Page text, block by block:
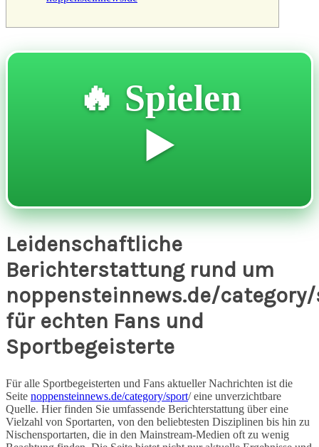
🔥 Spielen
▶️
Leidenschaftliche
Berichterstattung rund um
noppensteinnews.de/
für echten Fans und
Sportbegeisterte
Für alle Sportbegeisterten und Fans aktueller Nachrichten ist die
Seite noppensteinnews.de/category/sport/ eine unverzichtbare
Quelle. Hier finden Sie umfassende Berichterstattung über eine
Vielzahl von Sportarten, von den beliebtesten Disziplinen bis hin zu
Nischensportarten, die in den Mainstream-Medien oft zu wenig